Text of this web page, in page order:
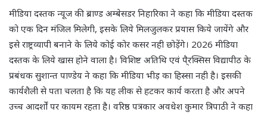
मीडिया दस्तक न्यूज की ब्राण्ड अम्बेसडर निहारिका ने कहा कि मीडिया दस्तक
को एक दिन मंजिल मिलेगी, इसके लिये मिलजुलकर प्रयास किये जायेंगे और
इसे राष्ट्रव्यापी बनाने के लिये कोई कोर कसर नही छोड़ेंगे। 2026 मीडिया
दस्तक के लिये खास होने वाला है। विशिष्ट अतिथि एवं पै्रक्सिस विद्यापीठ के
प्रबंधक सुशान्त पाण्डेय ने कहा कि मीडिया भीड़ का हिस्सा नही है। इसकी
कार्यशैली से पता चलता है कि यह लीक से हटकर कार्य करता है और अपने
उच्च आदर्शों पर कायम रहता है। वरिष्ठ पत्रकार अवधेश कुमार त्रिपाठी ने कहा